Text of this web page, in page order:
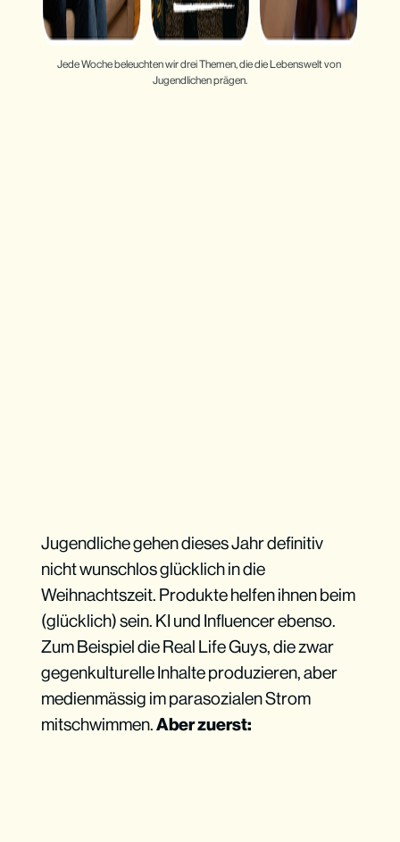
Jede Woche beleuchten wir drei Themen, die die Lebenswelt von
Jugendlichen prägen.
Jugendliche gehen dieses Jahr definitiv
nicht wunschlos glücklich in die
Weihnachtszeit. Produkte helfen ihnen beim
(glücklich) sein. KI und Influencer ebenso.
Zum Beispiel die Real Life Guys, die zwar
gegenkulturelle Inhalte produzieren, aber
medienmässig im parasozialen Strom
mitschwimmen.Aber zuerst: